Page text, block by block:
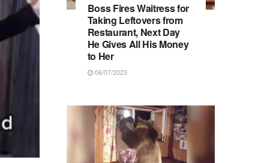
Boss Fires Waitress for
Taking Leftovers from
Restaurant, Next Day
He Gives All His Money
to Her
06/07/2023